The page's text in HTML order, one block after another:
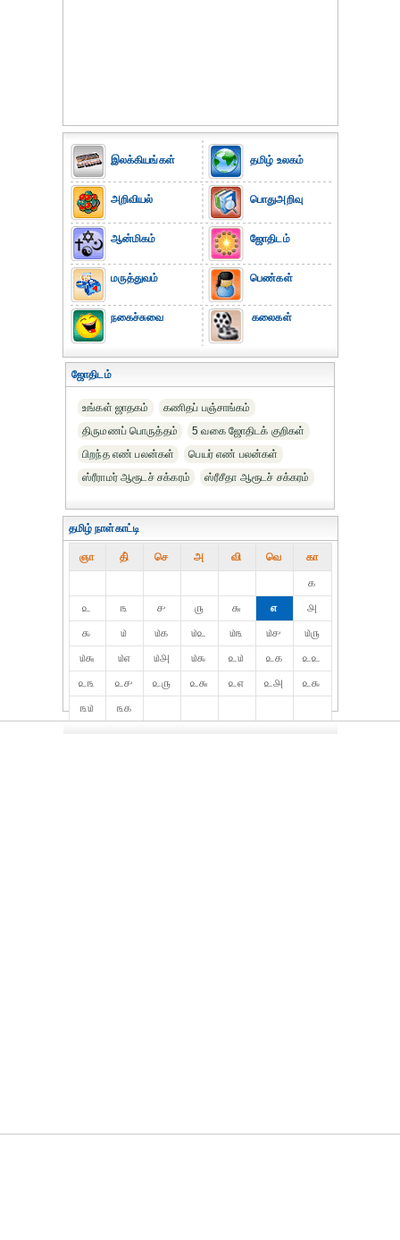
இலக்கியங்கள்
அறிவியல்
ஆன்மிகம்
மருத்துவம்
நகைச்சுவை
தமிழ் உலகம்
பொதுஅறிவு
ஜோதிடம்
பெண்கள்
கலைகள்
ஜோதிடம்
உங்கள் ஜாதகம்
கணிதப் பஞ்சாங்கம்
திருமணப் பொருத்தம்
5 வகை ஜோதிடக் குறிகள்
பிறந்த எண் பலன்கள்
பெயர் எண் பலன்கள்
ஸ்ரீராமர் ஆரூடச் சக்கரம்
ஸ்ரீசீதா ஆரூடச் சக்கரம்
தமிழ் நாள்காட்டி
ஞா தி் செ அ வி வெ கா
௧
௨
௩ ௪ ௫ ௬ ௭
௮
௯
௰ ௰௧ ௰௨ ௰௩ ௰௪
௰௫
௰௬
௰௭ ௰௮ ௰௯ ௨௰ ௨௧
௨௨
௨௩
௨௪ ௨௫ ௨௬ ௨௭ ௨௮
௨௯
௩௰
௩௧